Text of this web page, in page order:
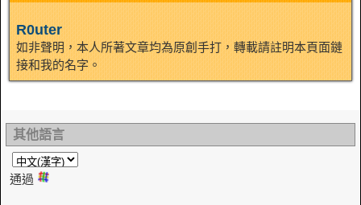
R0uter
如非聲明，本人所著文章均為原創手打，轉載請註明本頁面鏈
接和我的名字。
其他語言
通過